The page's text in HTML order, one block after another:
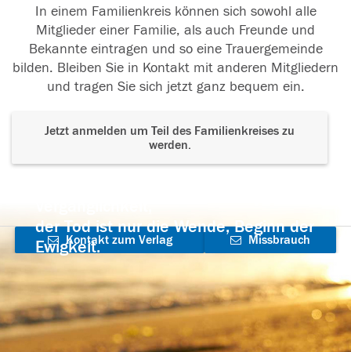
In einem Familienkreis können sich sowohl alle
Mitglieder einer Familie, als auch Freunde und
Bekannte eintragen und so eine Trauergemeinde
bilden. Bleiben Sie in Kontakt mit anderen Mitgliedern
und tragen Sie sich jetzt ganz bequem ein.
Jetzt anmelden um Teil des Familienkreises zu
werden.
der Tod ist nur die Wende, Beginn der
Ewigkeit.
Kontakt zum Verlag
aufnehmen
Missbrauch